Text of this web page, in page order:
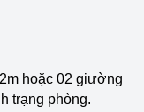
hoặc 02 giường
trạng phòng.